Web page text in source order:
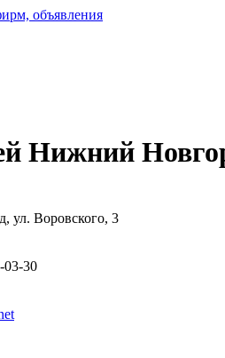
объявления
Нижний
ул. Воровского, 3
03-30